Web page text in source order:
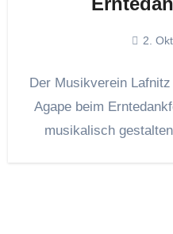
2.
Der Musikverein
Agape beim
musikalisch